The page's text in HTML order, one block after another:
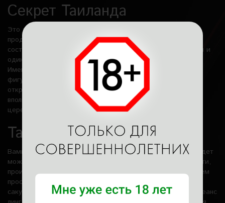
Секрет Таиланда
Это хитовая классическая программа на 1 час
продолжительностью. Приблизительная стоимость сеанса
составляет 3500 руб. Включает в себя один классический и
один эротический массаж, а также боди-сегмент сеанса.
Именно здесь вполне возможно насладиться обнажённой
фигурой массажистки, отдать должное третьему уровню
откровенности, но с некоторыми ограничениями. В конце
вполне возможно осуществить фантастическую чайную
церемонию с одной из красавиц!
Тайное желание
Вами займутся сразу две удивительные милашки, вам будет
можно воспользоваться ласками 3-го уровня откровенности,
проимитировать самые горячие позы. Также, мы порадуем
просто царскими прикосновениями, нежнейшей веткой
сакуры и аквапенными манипуляциями. Завершает ваш сеанс